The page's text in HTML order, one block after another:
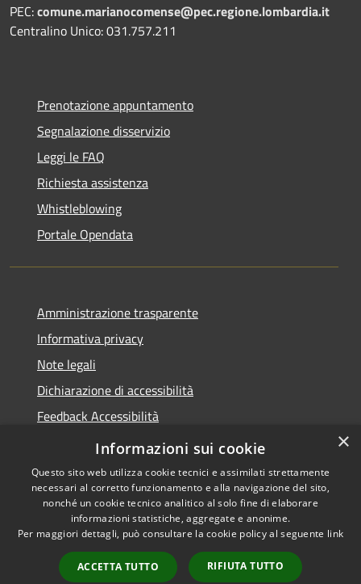
PEC:comune.marianocomense@pec.regione.lombardia.it
Centralino Unico: 031.757.211
Prenotazione appuntamento
Segnalazione disservizio
Leggi le FAQ
Richiesta assistenza
Whistleblowing
Portale Opendata
Amministrazione trasparente
Informativa privacy
Note legali
Dichiarazione di accessibilità
Feedback Accessibilità
Fatturare al comune
Accessibilità
Le foto nelle pagine sono
concesse dagli autori
presenti supixabay.com
×
Informazioni sui cookie
Questo sito web utilizza cookie tecnici e assimilati strettamente
necessari al corretto funzionamento e alla navigazione del sito,
nonché un cookie tecnico analitico al solo fine di elaborare
informazioni statistiche, aggregate e anonime.
Per maggiori dettagli, può consultare la cookie policy al seguente link
ACCETTA TUTTO RIFIUTA TUTTO